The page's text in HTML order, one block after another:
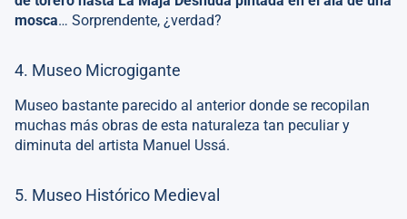
mosca… Sorprendente, ¿verdad?
4. Museo Microgigante
Museo bastante parecido al anterior donde se recopilan
muchas más obras de esta naturaleza tan peculiar y
diminuta del artista Manuel Ussá.
5. Museo Histórico Medieval